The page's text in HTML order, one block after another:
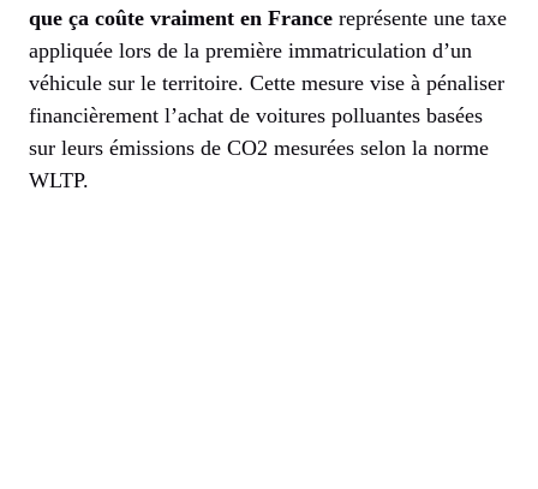
que ça coûte vraiment en France représente une taxe
appliquée lors de la première immatriculation d’un
véhicule sur le territoire. Cette mesure vise à pénaliser
financièrement l’achat de voitures polluantes basées
sur leurs émissions de CO2 mesurées selon la norme
WLTP.